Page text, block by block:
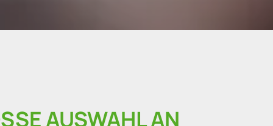
AUSWAHL AN F